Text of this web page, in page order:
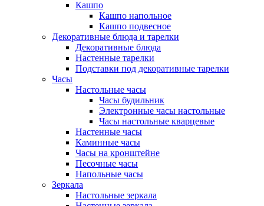
Кашпо
Кашпо напольное
Кашпо подвесное
Декоративные блюда и тарелки
Декоративные блюда
Настенные тарелки
Подставки под декоративные тарелки
Часы
Настольные часы
Часы будильник
Электронные часы настольные
Часы настольные кварцевые
Настенные часы
Каминные часы
Часы на кронштейне
Песочные часы
Напольные часы
Зеркала
Настольные зеркала